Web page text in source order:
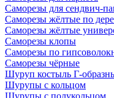
Саморезы для сендвич-
Саморезы жёлтые по
Саморезы жёлтые
Саморезы клопы
Саморезы по
Саморезы чёрные
Шуруп костыль Г-
Шурупы с кольцом
Шурупы с полукольцом